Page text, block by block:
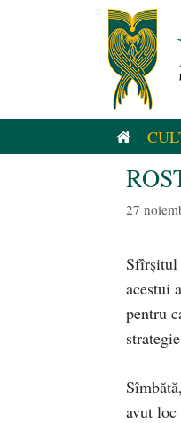
27
Sfîrşitul
acestui
pentru
avut loc